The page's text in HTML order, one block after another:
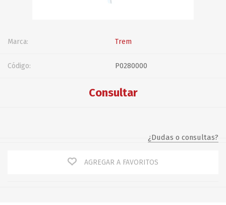
Marca: Trem
Código: P0280000
Consultar
¿Dudas o consultas?
AGREGAR A FAVORITOS